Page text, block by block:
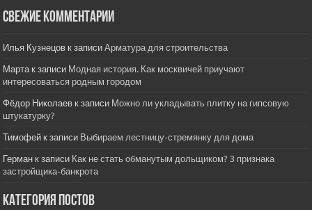
Свежие комментарии
Илья Кузнецов к записиАрматура для строительства
Марта к записи Модная история. Как москвичей приучают
интересоваться родным городом
Фёдор Николаев к записи Можно ли укладывать плитку на гипсовую
штукатурку?
Тимофей к записи Выбираем лестницу-стремянку для дома
Герман к записи Как не стать обманутым дольщиком? 3 признака
застройщика-банкрота
Категория постов